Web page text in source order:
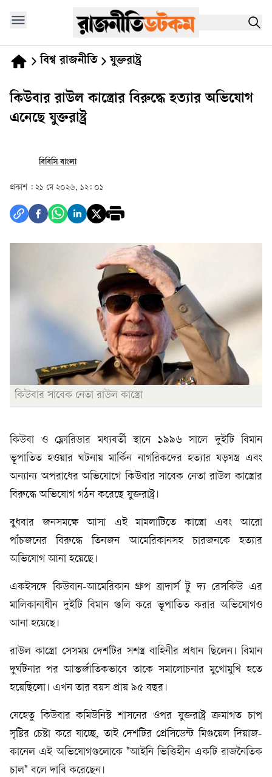
বিশ্ব রাজনীতি যুক্তরাষ্ট্র
কিউবার রাউল কাস্ত্রোর বিরুদ্ধে হত্যার অভিযোগ
এনেছে যুক্তরাষ্ট্র
বিবিসি বাংলা
প্রকাশ : ২১ মে ২০২৬, ১২: ০১
কিউবার সাবেক নেতা রাউল কাস্ত্রো
কিউবা ও ফ্লোরিডার মধ্যবর্তী স্থানে ১৯৯৬ সালে দুইটি বিমান
ভূপাতিত হওয়ার ঘটনায় মার্কিন নাগরিকদের হত্যার ষড়যন্ত্র এবং
অন্যান্য অপরাধের অভিযোগে কিউবার সাবেক নেতা রাউল কাস্ত্রোর
বিরুদ্ধে অভিযোগ গঠন করেছে যুক্তরাষ্ট্র।
বুধবার জনসমক্ষে আসা এই মামলাটিতে কাস্ত্রো এবং আরো
পাঁচজনের বিরুদ্ধে তিনজন আমেরিকানসহ চারজনকে হত্যার
অভিযোগ আনা হয়েছে।
একইসঙ্গে কিউবান-আমেরিকান গ্রুপ ব্রাদার্স টু দ্য রেসকিউ এর
মালিকানাধীন দুইটি বিমান গুলি করে ভূপাতিত করার অভিযোগও
আনা হয়েছে।
রাউল কাস্ত্রো সেসময় দেশটির সশস্ত্র বাহিনীর প্রধান ছিলেন। বিমান
দুর্ঘটনার পর আন্তর্জাতিকভাবে তাকে সমালোচনার মুখোমুখি হতে
হয়েছিলো। এখন তার বয়স প্রায় ৯৫ বছর।
যেহেতু কিউবার কমিউনিস্ট শাসনের ওপর যুক্তরাষ্ট্র ক্রমাগত চাপ
সৃষ্টির চেষ্টা করে যাচ্ছে, তাই দেশটির প্রেসিডেন্ট মিগুয়েল দিয়াজ-
কানেল এই অভিযোগগুলোকে "আইনি ভিত্তিহীন একটি রাজনৈতিক
চাল" বলে দাবি করেছেন।